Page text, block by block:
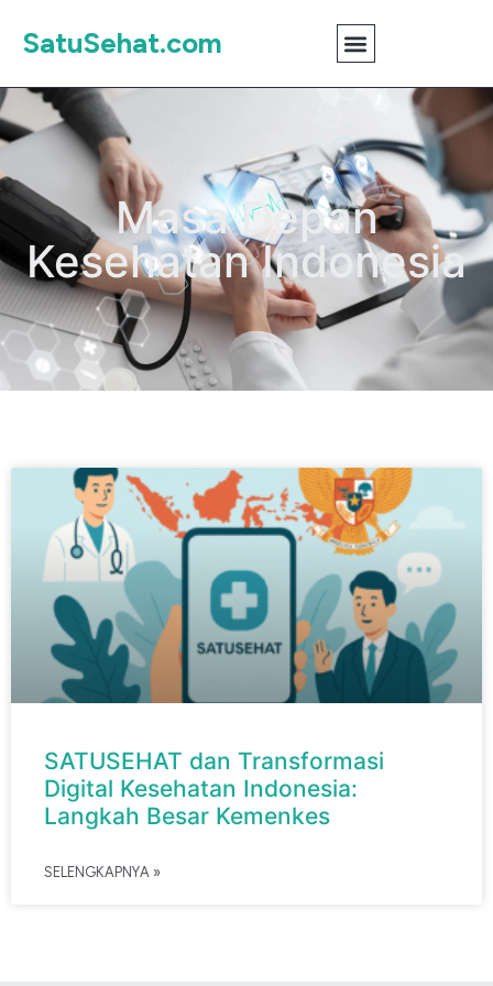
SatuSehat.com
Masa Depan
Kesehatan Indonesia
SATUSEHAT dan Transformasi
Digital Kesehatan Indonesia:
Langkah Besar Kemenkes
SELENGKAPNYA »